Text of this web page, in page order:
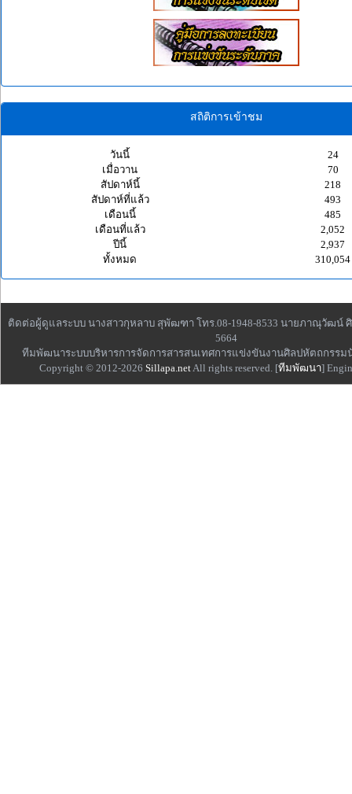
สถิติการเข้าชม
วันนี้
24
เมื่อวาน
70
สัปดาห์นี้
218
สัปดาห์ที่แล้ว
493
เดือนนี้
485
เดือนที่แล้ว
2,052
ปีนี้
2,937
ทั้งหมด
310,054
ติดต่อผู้ดูแลระบบ นางสาวกุหลาบ สุพัฒฑา โทร.08-1948-8533 นายภาณุวัฒน์ ศิ
5664
ทีมพัฒนาระบบบริหารการจัดการสารสนเทศการแข่งขันงานศิลปหัตถกรรม
Copyright © 2012-2026 Sillapa.net All rights reserved. [ทีมพัฒนา]